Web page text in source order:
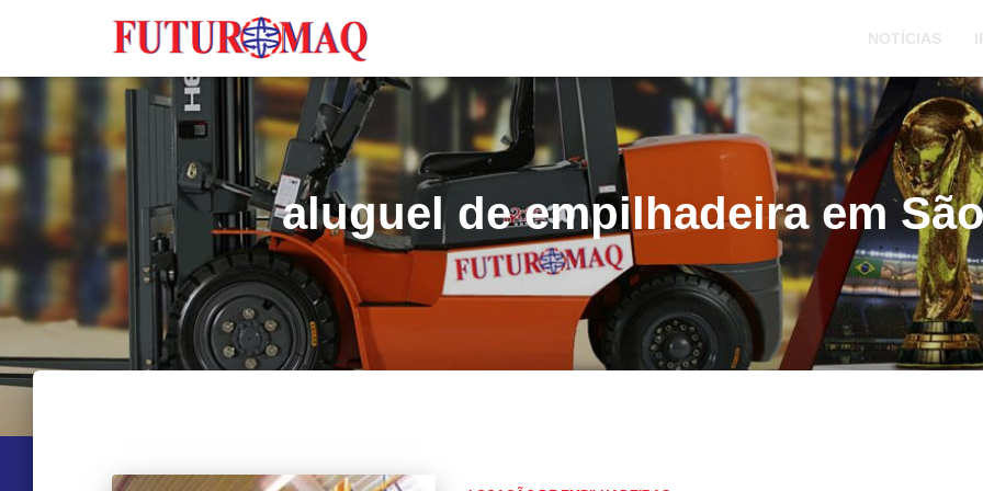
NOTÍCIAS
aluguel de empilhadeira em